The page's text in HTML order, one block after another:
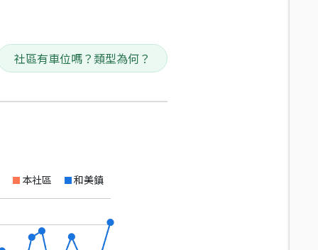
社區有車位嗎？類型為何？
本社區 和美鎮